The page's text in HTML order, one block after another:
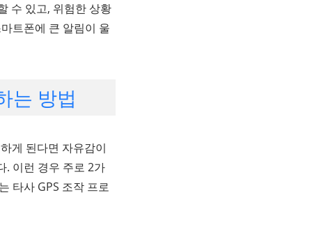
수 있고, 위험한 상황
트폰에 큰 알림이 울
는 방법
게 된다면 자유감이
. 이런 경우 주로 2가
타사 GPS 조작 프로